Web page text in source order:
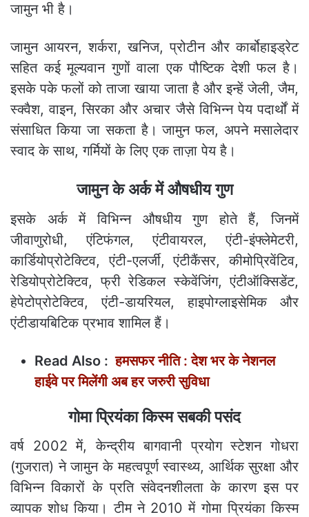
जामुन भी है।
जामुन आयरन, शर्करा, खनिज, प्रोटीन और कार्बोहाइड्रेट
सहित कई मूल्यवान गुणों वाला एक पौष्टिक देशी फल है।
इसके पके फलों को ताजा खाया जाता है और इन्हें जेली, जैम,
स्क्वैश, वाइन, सिरका और अचार जैसे विभिन्न पेय पदार्थों में
संसाधित किया जा सकता है। जामुन फल, अपने मसालेदार
स्वाद के साथ, गर्मियों के लिए एक ताज़ा पेय है।
जामुन के अर्क में औषधीय गुण
इसके अर्क में विभिन्न औषधीय गुण होते हैं, जिनमें
जीवाणुरोधी, एंटिफंगल, एंटीवायरल, एंटी-इंफ्लेमेटरी,
कार्डियोप्रोटेक्टिव, एंटी-एलर्जी, एंटीकैंसर, कीमोप्रिवेंटिव,
रेडियोप्रोटेक्टिव, फ्री रेडिकल स्केवेंजिंग, एंटीऑक्सिडेंट,
हेपेटोप्रोटेक्टिव, एंटी-डायरियल, हाइपोग्लाइसेमिक और
एंटीडायबिटिक प्रभाव शामिल हैं।
Read Also :हमसफर नीति : देश भर के नेशनल
हाईवे पर मिलेंगी अब हर जरुरी सुविधा
गोमा प्रियंका किस्म सबकी पसंद
वर्ष 2002 में, केन्द्रीय बागवानी प्रयोग स्टेशन गोधरा
(गुजरात) ने जामुन के महत्वपूर्ण स्वास्थ्य, आर्थिक सुरक्षा और
विभिन्न विकारों के प्रति संवेदनशीलता के कारण इस पर
व्यापक शोध किया। टीम ने 2010 में गोमा प्रियंका किस्म